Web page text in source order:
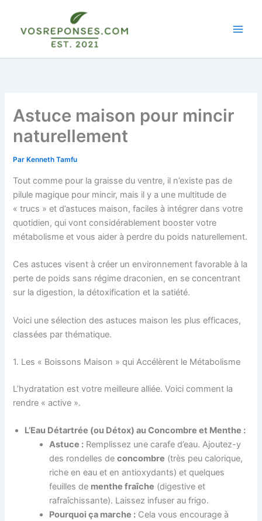
contenu
Astuce maison pour mincir
naturellement
Par Kenneth Tamfu
Tout comme pour la graisse du ventre, il n’existe pas de
pilule magique pour mincir, mais il y a une multitude de
« trucs » et d’astuces maison, faciles à intégrer dans votre
quotidien, qui vont considérablement booster votre
métabolisme et vous aider à perdre du poids naturellement.
Ces astuces visent à créer un environnement favorable à la
perte de poids sans régime draconien, en se concentrant
sur la digestion, la détoxification et la satiété.
Voici une sélection des astuces maison les plus efficaces,
classées par thématique.
1. Les « Boissons Maison » qui Accélèrent le Métabolisme
L’hydratation est votre meilleure alliée. Voici comment la
rendre « active ».
L’Eau Détartrée (ou Détox) au Concombre et Menthe :
Astuce : Remplissez une carafe d’eau. Ajoutez-y
des rondelles deconcombre (très peu calorique,
riche en eau et en antioxydants) et quelques
feuilles de menthe fraîche (digestive et
rafraîchissante). Laissez infuser au frigo.
Pourquoi ça marche : Cela vous encourage à